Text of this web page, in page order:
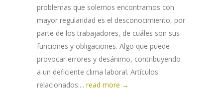
problemas que solemos encontrarnos con
mayor regularidad es el desconocimiento, por
parte de los trabajadores, de cuáles son sus
funciones y obligaciones. Algo que puede
provocar errores y desánimo, contribuyendo
a un deficiente clima laboral. Artículos
relacionados:... read more →